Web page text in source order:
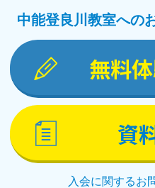
中能登良川教室への
無料
資
入会に関するお